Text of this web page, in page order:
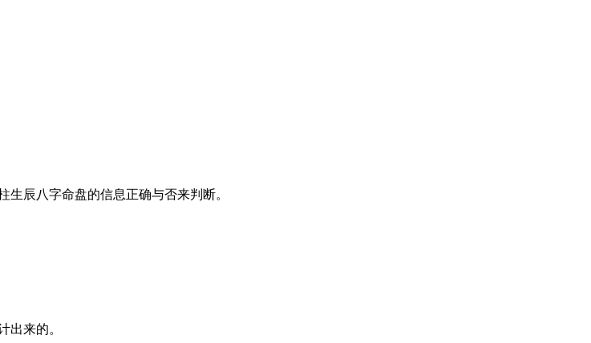
辰八字命盘的信息正确与否来判断。
出来的。